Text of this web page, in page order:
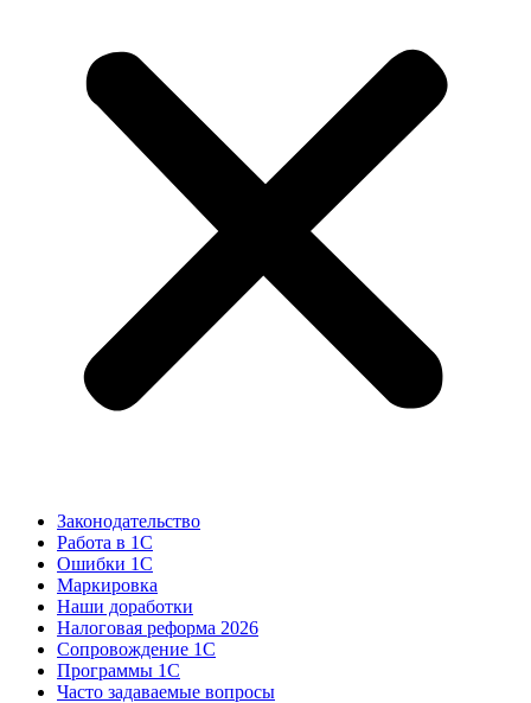
Законодательство
Работа в 1С
Ошибки 1С
Маркировка
Наши доработки
Налоговая реформа 2026
Сопровождение 1С
Программы 1С
Часто задаваемые вопросы